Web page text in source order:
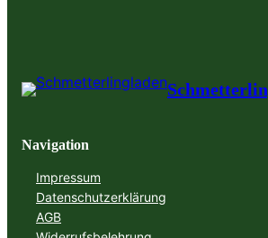
Navigation
Impressum
Datenschutzerklärung
AGB